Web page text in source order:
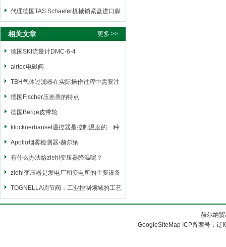
代理德国TAS Schaefer机械锁紧盘进口膨
胀套
相关文章 更多 >>
德国SKI流量计DMC-6-4
airtec电磁阀
TBH气体过滤器在实际操作过程中需要注
意什么
德国Fischer压差表的特点
德国Berge皮带轮
klocknerhansel温控器是控制温度的一种
仪器
Apollo烟雾检测器-赫尔纳
有什么办法给ziehl变压器降温呢？
ziehl变压器是发电厂和变电所的主要设备
之一
TOGNELLA调节阀：工业控制领域的工艺
与创新
赫尔纳
GoogleSiteMap ICP备案号：辽